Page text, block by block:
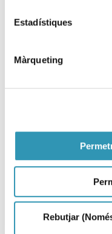
Estadístiques
Màrqueting
Rebutjar
Publicades
VIH i la sida
EPIDEMIOLOGIA